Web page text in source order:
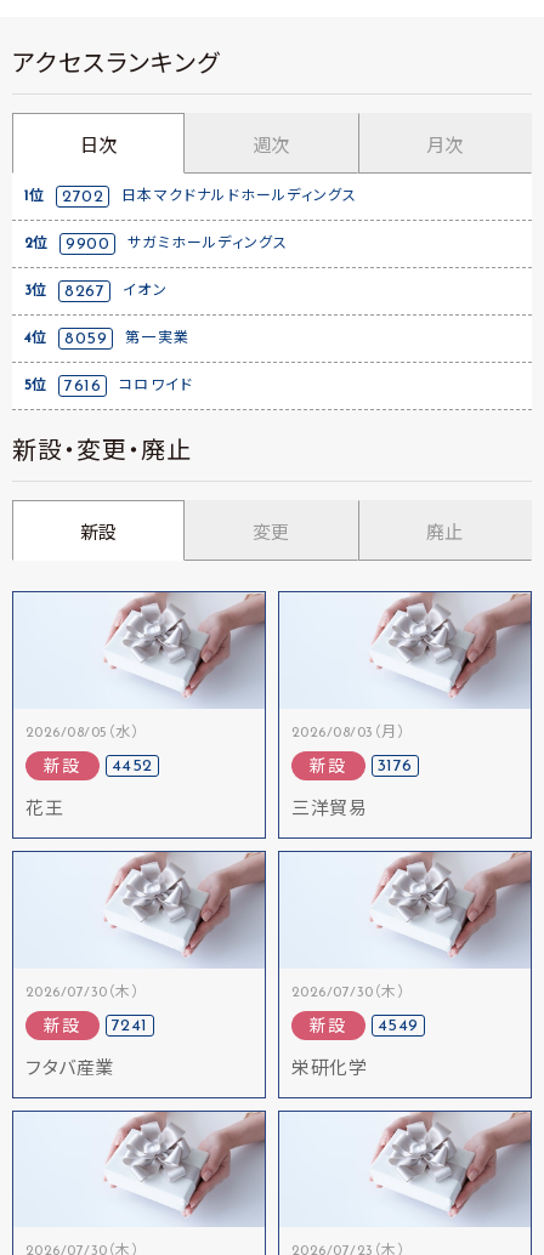
アクセスランキング
日次 週次 月次
1位 2702 日本マクドナルドホールディングス
2位 9900 サガミホールディングス
3位 8267 イオン
4位 8059 第一実業
5位 7616 コロワイド
新設・変更・廃止
新設 変更 廃止
2026/08/05（水）
新設 4452
花王
2026/08/03（月）
新設 3176
三洋貿易
2026/07/30（木）
新設 7241
フタバ産業
2026/07/30（木）
新設 4549
栄研化学
2026/07/30（木） 2026/07/23（木）